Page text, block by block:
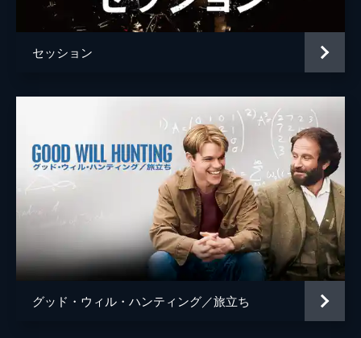
セッション
グッド・ウィル・ハンティング／旅立ち